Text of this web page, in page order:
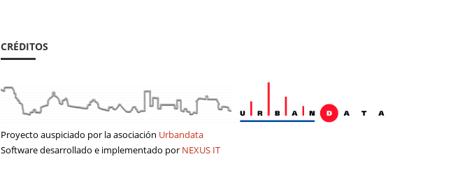
CRÉDITOS
Proyecto auspiciado por la asociación Urbandata
Software desarrollado e implementado por NEXUS IT